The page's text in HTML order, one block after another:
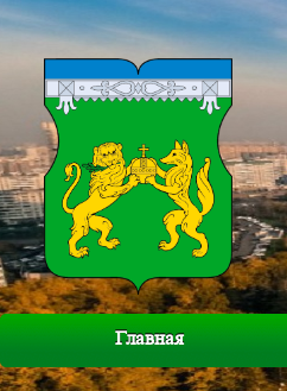
Главная